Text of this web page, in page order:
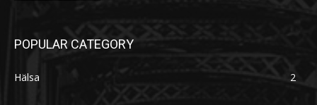
POPULAR CATEGORY
Hälsa 2